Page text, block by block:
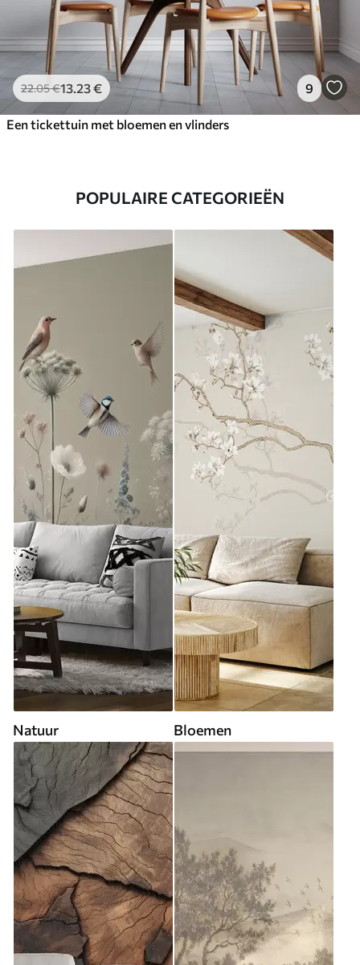
22.05€13 .23€ 9
Een tickettuin met bloemen en vlinders
POPULAIRE CATEGORIEËN
Natuur Bloemen